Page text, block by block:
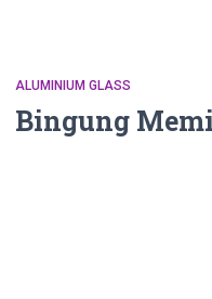
ALUMINIUM GLASS
Bingung